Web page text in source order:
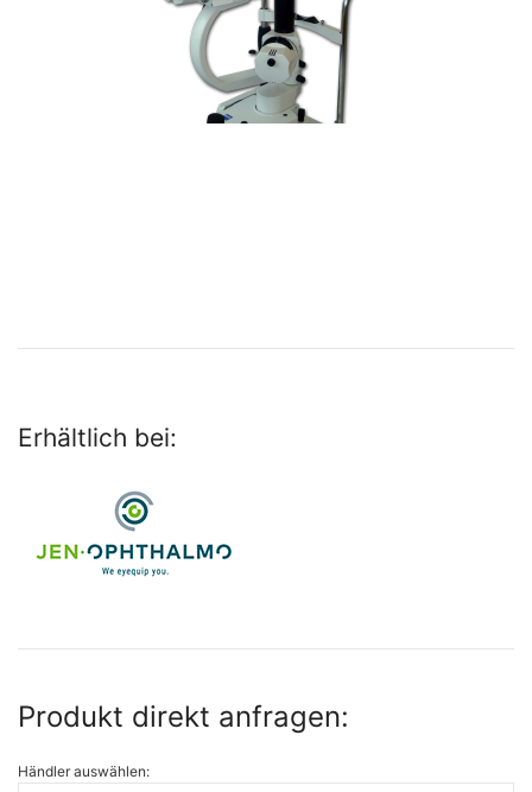
Erhältlich bei:
Produkt direkt anfragen:
Händler auswählen: